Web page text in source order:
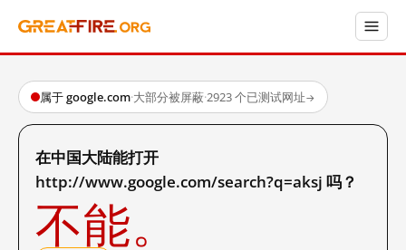
属于 google.com·大部分被屏蔽·2923 个已测试网址→
在中国大陆能打开
http://www.google.com/search?q=aksj 吗？
不能。